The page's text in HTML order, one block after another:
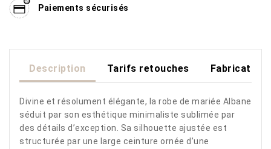
Paiements sécurisés
Description Tarifs retouches Fabrication
Divine et résolument élégante, la robe de mariée Albane
séduit par son esthétique minimaliste sublimée par
des détails d’exception. Sa silhouette ajustée est
structurée par une large ceinture ornée d’une